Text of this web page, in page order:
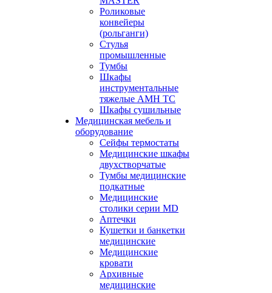
Роликовые
конвейеры
(рольганги)
Стулья
промышленные
Тумбы
Шкафы
инструментальные
тяжелые АМН ТС
Шкафы сушильные
Медицинская мебель и
оборудование
Сейфы термостаты
Медицинские шкафы
двухстворчатые
Тумбы медицинские
подкатные
Медицинские
столики серии MD
Аптечки
Кушетки и банкетки
медицинские
Медицинские
кровати
Архивные
медицинские